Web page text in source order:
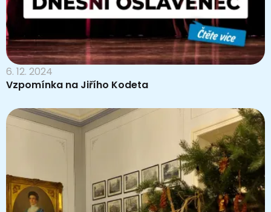
6. 12. 2024
Vzpomínka na Jiřího Kodeta